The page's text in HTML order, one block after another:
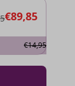
€89,85
€14,95